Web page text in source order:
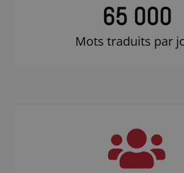
65 000
Mots traduits par